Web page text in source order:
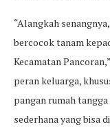
“Alangkah
bercocok tanam
Kecamatan
peran keluarga,
pangan rumah
sederhana yang bisa